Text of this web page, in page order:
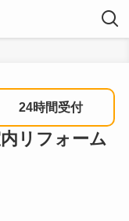
24時間受付
リフォーム